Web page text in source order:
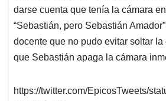
darse cuenta que tenía la cámara
“Sebastián, pero Sebastián
docente que no pudo evitar soltar
que Sebastián apaga la cámara
https://twitter.com/EpicosTweets/